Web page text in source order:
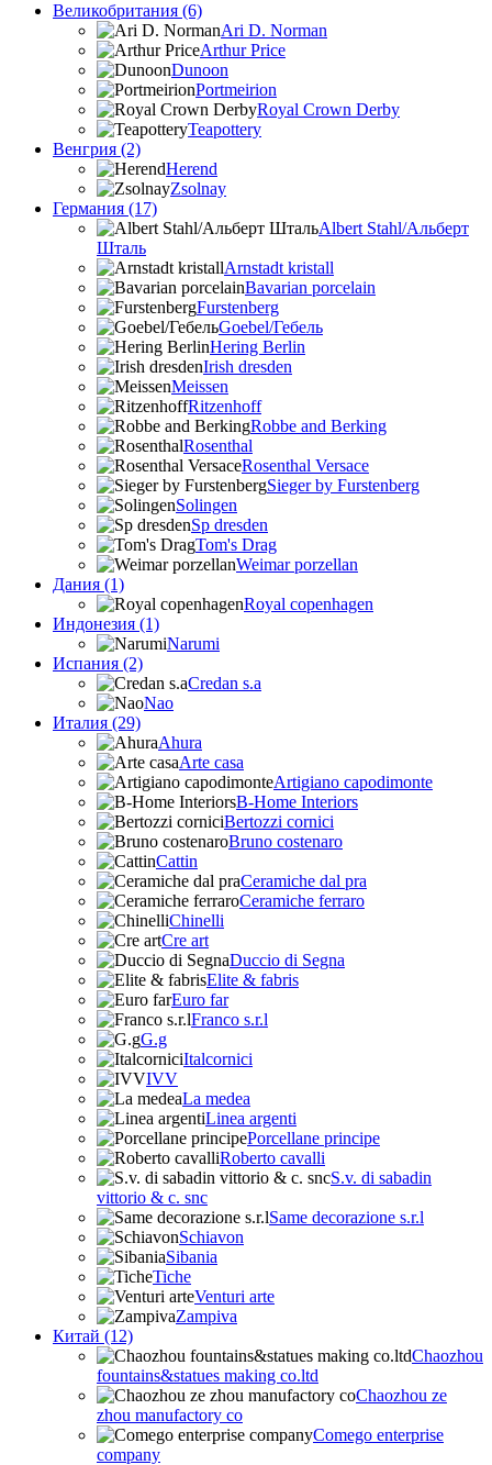
Великобритания (6)
Ari D. Norman
Arthur Price
Dunoon
Portmeirion
Royal Crown Derby
Teapottery
Венгрия (2)
Herend
Zsolnay
Германия (17)
Albert Stahl/Альбеpт
Шталь
Arnstadt kristall
Bavarian porcelain
Furstenberg
Goebel/Гебель
Hering Berlin
Irish dresden
Meissen
Ritzenhoff
Robbe and Berking
Rosenthal
Rosenthal Versace
Sieger by Furstenberg
Solingen
Sp dresden
Tom's Drag
Weimar porzellan
Дания (1)
Royal copenhagen
Индонезия (1)
Narumi
Испания (2)
Credan s.a
Nao
Италия (29)
Ahura
Arte casa
Artigiano capodimonte
B-Home Interiors
Bertozzi cornici
Bruno costenaro
Cattin
Ceramiche dal pra
Ceramiche ferraro
Chinelli
Cre art
Duccio di Segna
Elite & fabris
Euro far
Franco s.r.l
G.g
Italcornici
IVV
La medea
Linea argenti
Porcellane principe
Roberto cavalli
S.v. di sabadin
vittorio & c. snc
Same decorazione s.r.l
Schiavon
Sibania
Tiche
Venturi arte
Zampiva
Китай (12)
Chaozhou
fountains&statues making co.ltd
Chaozhou ze
zhou manufactory co
Comego enterprise
company